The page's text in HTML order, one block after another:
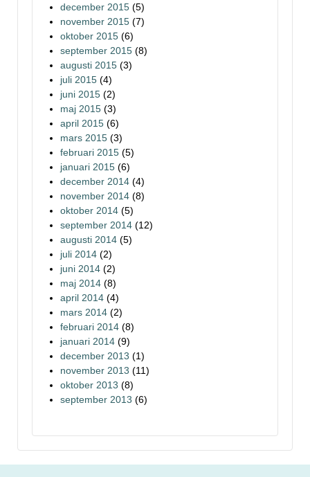
december 2015 (5)
november 2015 (7)
oktober 2015 (6)
september 2015 (8)
augusti 2015 (3)
juli 2015 (4)
juni 2015 (2)
maj 2015 (3)
april 2015 (6)
mars 2015 (3)
februari 2015 (5)
januari 2015 (6)
december 2014 (4)
november 2014 (8)
oktober 2014 (5)
september 2014 (12)
augusti 2014 (5)
juli 2014 (2)
juni 2014 (2)
maj 2014 (8)
april 2014 (4)
mars 2014 (2)
februari 2014 (8)
januari 2014 (9)
december 2013 (1)
november 2013 (11)
oktober 2013 (8)
september 2013 (6)